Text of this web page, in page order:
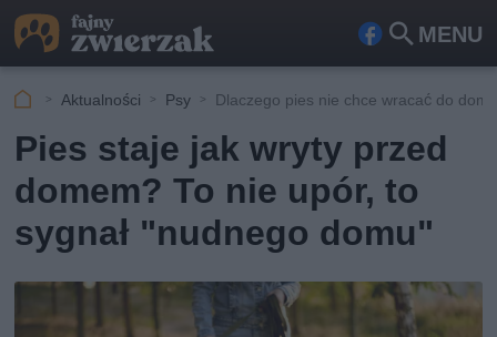
MENU
Fa
ook
Szu
Aktualności Psy Dlaczego pies nie chce wracać do
Pies staje jak wryty przed
domem? To nie upór, to
sygnał "nudnego domu"